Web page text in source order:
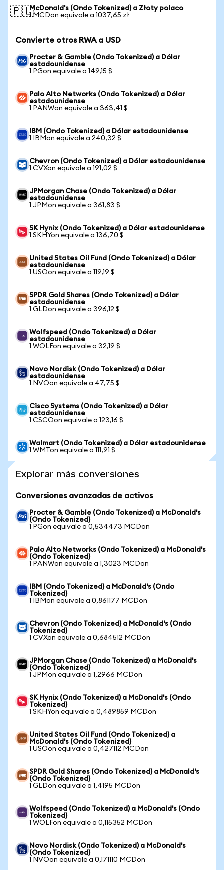
🇵🇱McDonald's (Ondo Tokenized) a Złoty polaco
1 MCDon equivale a 1037,65 zł
Convierte otros RWA a USD
Procter & Gamble (Ondo Tokenized) a Dólar
estadounidense
1 PGon equivale a 149,15 $
Palo Alto Networks (Ondo Tokenized) a Dólar
estadounidense
1 PANWon equivale a 363,41 $
IBM (Ondo Tokenized) a Dólar estadounidense
1 IBMon equivale a 240,32 $
Chevron (Ondo Tokenized) a Dólar estadounidense
1 CVXon equivale a 191,02 $
JPMorgan Chase (Ondo Tokenized) a Dólar
estadounidense
1 JPMon equivale a 361,83 $
SK Hynix (Ondo Tokenized) a Dólar estadounidense
1 SKHYon equivale a 136,70 $
United States Oil Fund (Ondo Tokenized) a Dólar
estadounidense
1 USOon equivale a 119,19 $
SPDR Gold Shares (Ondo Tokenized) a Dólar
estadounidense
1 GLDon equivale a 396,12 $
Wolfspeed (Ondo Tokenized) a Dólar
estadounidense
1 WOLFon equivale a 32,19 $
Novo Nordisk (Ondo Tokenized) a Dólar
estadounidense
1 NVOon equivale a 47,75 $
Cisco Systems (Ondo Tokenized) a Dólar
estadounidense
1 CSCOon equivale a 123,16 $
Walmart (Ondo Tokenized) a Dólar estadounidense
1 WMTon equivale a 111,91 $
Explorar más conversiones
Conversiones avanzadas de activos
Procter & Gamble (Ondo Tokenized) a McDonald's
(Ondo Tokenized)
1 PGon equivale a 0,534473 MCDon
Palo Alto Networks (Ondo Tokenized) a McDonald's
(Ondo Tokenized)
1 PANWon equivale a 1,3023 MCDon
IBM (Ondo Tokenized) a McDonald's (Ondo
Tokenized)
1 IBMon equivale a 0,861177 MCDon
Chevron (Ondo Tokenized) a McDonald's (Ondo
Tokenized)
1 CVXon equivale a 0,684512 MCDon
JPMorgan Chase (Ondo Tokenized) a McDonald's
(Ondo Tokenized)
1 JPMon equivale a 1,2966 MCDon
SK Hynix (Ondo Tokenized) a McDonald's (Ondo
Tokenized)
1 SKHYon equivale a 0,489859 MCDon
United States Oil Fund (Ondo Tokenized) a
McDonald's (Ondo Tokenized)
1 USOon equivale a 0,427112 MCDon
SPDR Gold Shares (Ondo Tokenized) a McDonald's
(Ondo Tokenized)
1 GLDon equivale a 1,4195 MCDon
Wolfspeed (Ondo Tokenized) a McDonald's (Ondo
Tokenized)
1 WOLFon equivale a 0,115352 MCDon
Novo Nordisk (Ondo Tokenized) a McDonald's
(Ondo Tokenized)
1 NVOon equivale a 0,171110 MCDon